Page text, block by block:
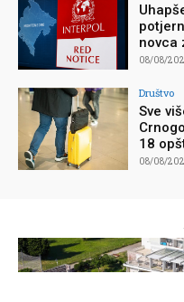
novca
08/08/
Društvo
Sve
18
08/08/